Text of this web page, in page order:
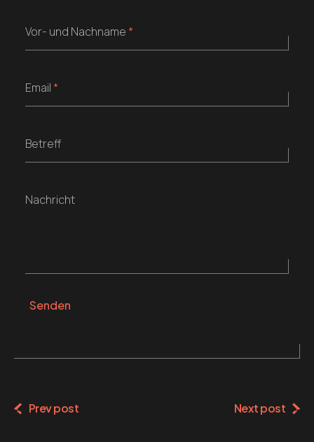
Vor- und Nachname *
Email *
Betreff
Nachricht
Senden
Prev post Next post